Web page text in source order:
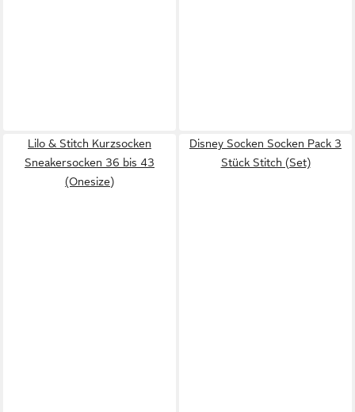
Lilo & Stitch Kurzsocken
Sneakersocken 36 bis 43
(Onesize)
Disney Socken Socken Pack 3
Stück Stitch (Set)